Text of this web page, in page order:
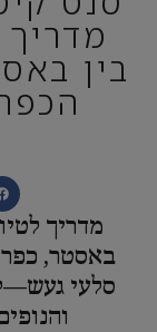
מדריך
באסטר,
סלעי